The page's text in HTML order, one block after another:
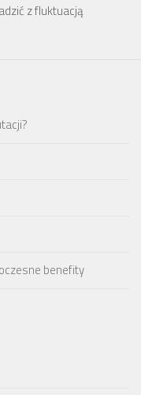
z fluktuacją
benefity